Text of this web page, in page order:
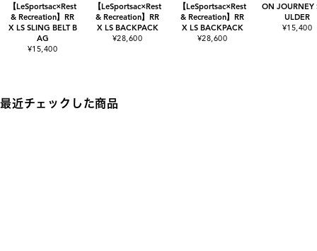
【LeSportsac×Rest
& Recreation】RR
X LS SLING BELT B
AG
¥15,400
【LeSportsac×Rest
& Recreation】RR
X LS BACKPACK
¥28,600
【LeSportsac×Rest
& Recreation】RR
X LS BACKPACK
¥28,600
ON JOURNEY
ULDER
¥15,400
最近チェックした商品